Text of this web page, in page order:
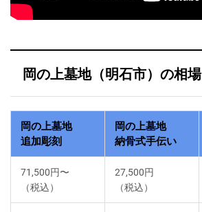
岡の上墓地（明石市）の相場
岡の上墓地
追加彫刻
岡の上墓地
納骨式手伝い
71,500円〜
（税込）
27,500円
（税込）